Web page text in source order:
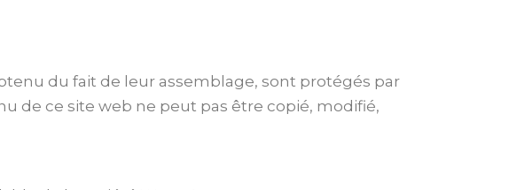
du fait de leur assemblage, sont protégés par
de ce site web ne peut pas être copié, modifié,